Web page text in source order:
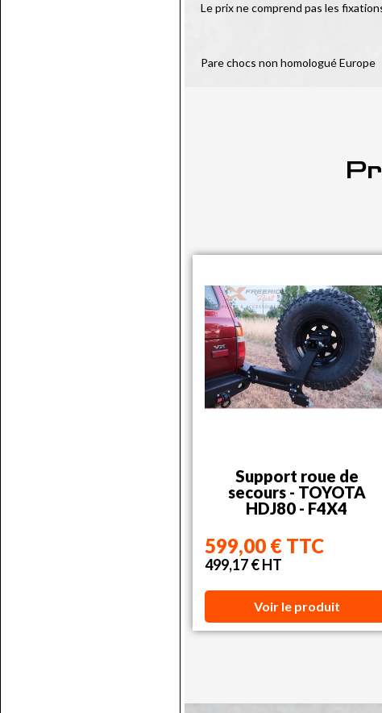
Le prix ne comprend pas les
Pare chocs non homologué Europe
Support roue de
secours - TOYOTA
HDJ80 - F4X4
599,00 € TTC
499,17 € HT
Voir le produit